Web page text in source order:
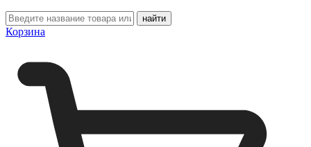
Корзина